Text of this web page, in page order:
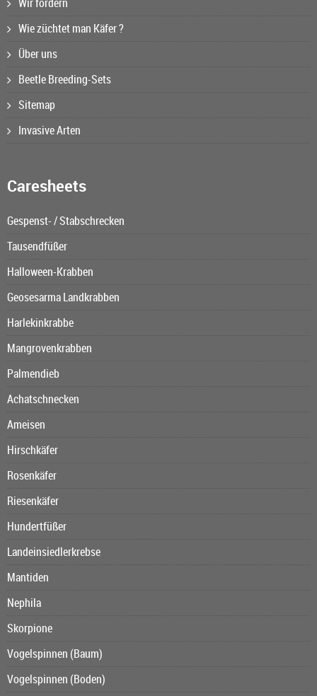
Wir fördern
Wie züchtet man Käfer ?
Über uns
Beetle Breeding-Sets
Sitemap
Invasive Arten
Caresheets
Gespenst- / Stabschrecken
Tausendfüßer
Halloween-Krabben
Geosesarma Landkrabben
Harlekinkrabbe
Mangrovenkrabben
Palmendieb
Achatschnecken
Ameisen
Hirschkäfer
Rosenkäfer
Riesenkäfer
Hundertfüßer
Landeinsiedlerkrebse
Mantiden
Nephila
Skorpione
Vogelspinnen (Baum)
Vogelspinnen (Boden)